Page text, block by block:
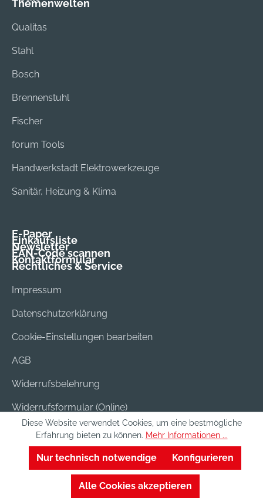
Themenwelten
Qualitas
Stahl
Bosch
Brennenstuhl
Fischer
forum Tools
Handwerkstadt Elektrowerkzeuge
Sanitär, Heizung & Klima
E-Paper
Einkaufsliste
Newsletter
EAN-Code scannen
Kontaktformular
Rechtliches & Service
Impressum
Datenschutzerklärung
Cookie-Einstellungen bearbeiten
AGB
Widerrufsbelehrung
Widerrufsformular (Online)
Versand & Bezahlung
Batterieentsorgung
Diese Website verwendet Cookies, um eine bestmögliche
Erfahrung bieten zu können. Mehr Informationen ...
Nur technisch notwendige Konfigurieren
Alle Cookies akzeptieren